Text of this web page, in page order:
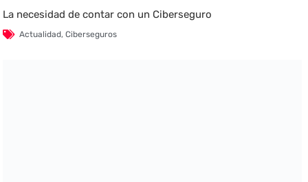
La necesidad de contar con un Ciberseguro
Actualidad,Ciberseguros